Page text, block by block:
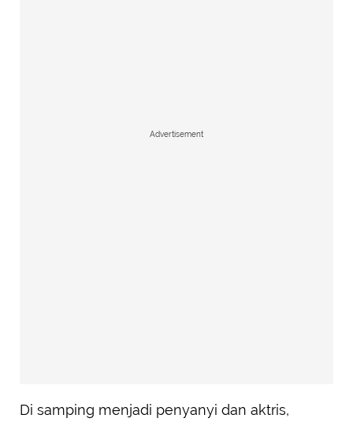
Advertisement
Di samping menjadi penyanyi dan aktris,